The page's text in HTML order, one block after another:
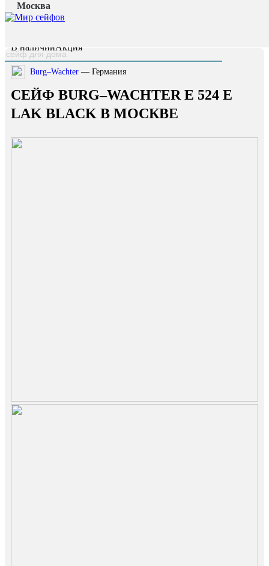
Москва
Главная страница
Каталог /
В наличииАкция
Burg–Wachter — Германия
СЕЙФ BURG–WACHTER E 524 E
LAK BLACK В МОСКВЕ